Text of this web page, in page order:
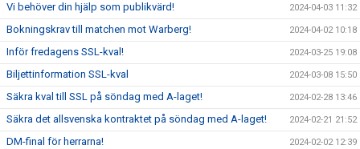
Vi behöver din hjälp som publikvärd! 2024-04-03 11:32
Bokningskrav till matchen mot Warberg! 2024-04-02 10:18
Inför fredagens SSL-kval! 2024-03-25 19:08
Biljettinformation SSL-kval 2024-03-08 15:50
Säkra kval till SSL på söndag med A-laget! 2024-02-28 13:46
Säkra det allsvenska kontraktet på söndag med A-laget! 2024-02-21 21:52
DM-final för herrarna! 2024-02-02 12:39